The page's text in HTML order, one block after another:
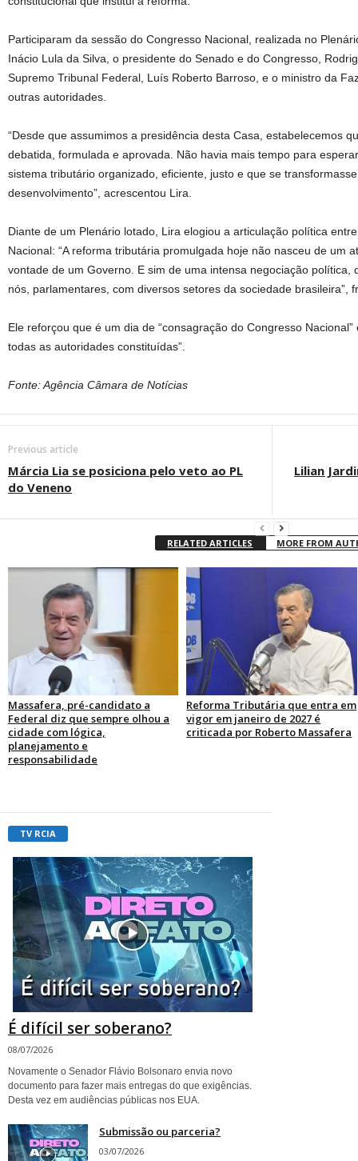
Participaram da sessão do Congresso Nacional, realizada no
Inácio Lula da Silva, o presidente do Senado e do Congresso,
Supremo Tribunal Federal, Luís Roberto Barroso, e o ministro da
outras autoridades.
“Desde que assumimos a presidência desta Casa, estabelecemos
debatida, formulada e aprovada. Não havia mais tempo para
sistema tributário organizado, eficiente, justo e que se
desenvolvimento”, acrescentou Lira.
Diante de um Plenário lotado, Lira elogiou a articulação política
Nacional: “A reforma tributária promulgada hoje não nasceu de um
vontade de um Governo. E sim de uma intensa negociação política,
nós, parlamentares, com diversos setores da sociedade brasileira”,
Ele reforçou que é um dia de “consagração do Congresso
todas as autoridades constituídas”.
Fonte: Agência Câmara de Notícias
Previous article
Márcia Lia se posiciona pelo veto ao PL
do Veneno
Lilian
RELATED ARTICLES MORE FROM
Massafera, pré-candidato a
Federal diz que sempre olhou a
cidade com lógica,
planejamento e
responsabilidade
Reforma Tributária que entra em
vigor em janeiro de 2027 é
criticada por Roberto Massafera
TV RCIA
É difícil ser soberano?
08/07/2026
Novamente o Senador Flávio Bolsonaro envia novo
documento para fazer mais entregas do que exigências.
Desta vez em audiências públicas nos EUA.
Submissão ou parceria?
03/07/2026